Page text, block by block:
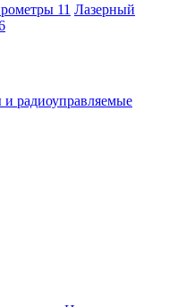
11 Лазерный
радиоуправляемые